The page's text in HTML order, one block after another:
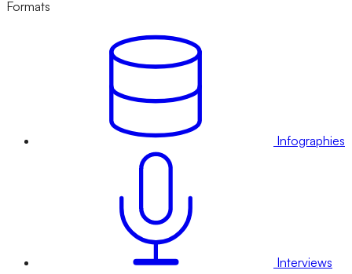
Formats
Infographies
Interviews